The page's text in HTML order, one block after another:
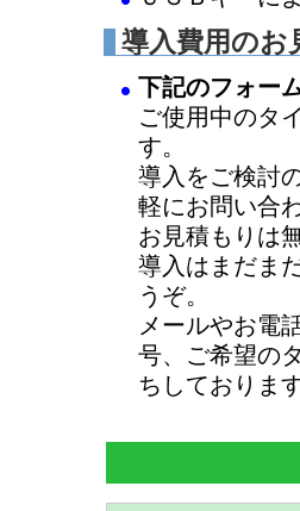
導入費用のお
下記のフォー
ご使用中のタ
す。
導入をご検討
軽にお問い合
お見積もりは
導入はまだま
うぞ。
メールやお電
号、ご希望の
ちしておりま